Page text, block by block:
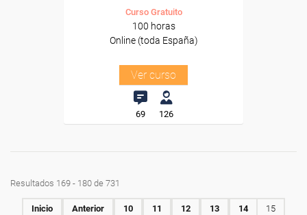
Curso Gratuito
100 horas
Online (toda España)
Ver curso
69 126
Resultados 169 - 180 de 731
Inicio Anterior 10 11 12 13 14 15